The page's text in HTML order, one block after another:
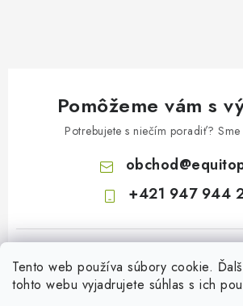
Tento web používa súbory cookie.
tohto webu vyjadrujete súhlas s ich
Pomôžeme vám s
Potrebujete s niečím poradiť? Sme
obchod@
+421 947 944